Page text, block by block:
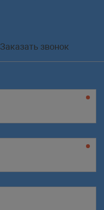
Заказать звонок